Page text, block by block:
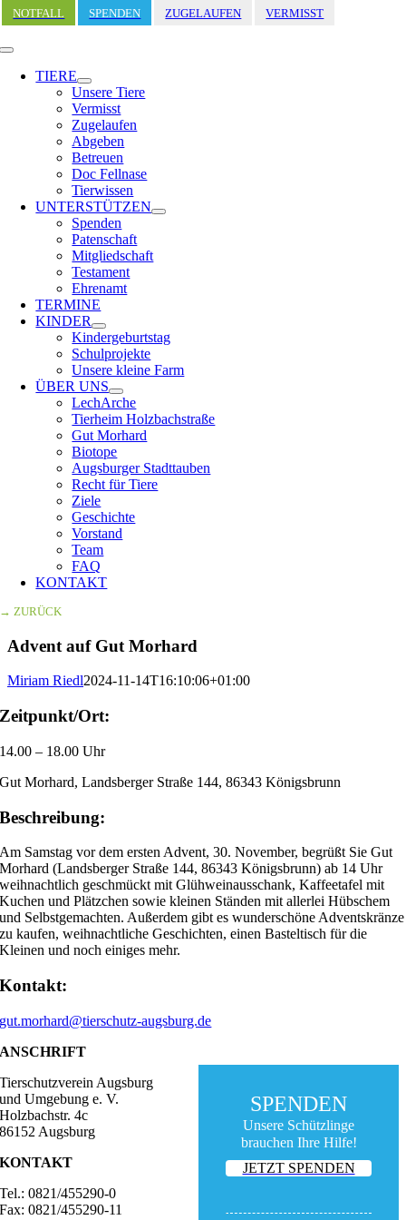
Zum
Inhalt
springen
NOTFALL SPENDEN ZUGELAUFEN VERMISST
Toggle
Navigation
TIERE
Unsere Tiere
Vermisst
Zugelaufen
Abgeben
Betreuen
Doc Fellnase
Tierwissen
UNTERSTÜTZEN
Spenden
Patenschaft
Mitgliedschaft
Testament
Ehrenamt
TERMINE
KINDER
Kindergeburtstag
Schulprojekte
Unsere kleine Farm
ÜBER UNS
LechArche
Tierheim Holzbachstraße
Gut Morhard
Biotope
Augsburger Stadttauben
Recht für Tiere
Ziele
Geschichte
Vorstand
Team
FAQ
KONTAKT
→ ZURÜCK
Advent auf Gut Morhard
Miriam Riedl2024-11-14T16:10:06+01:00
Zeitpunkt/Ort:
14.00 – 18.00 Uhr
Gut Morhard, Landsberger Straße 144, 86343 Königsbrunn
Beschreibung:
Am Samstag vor dem ersten Advent, 30. November, begrüßt Sie Gut
Morhard (Landsberger Straße 144, 86343 Königsbrunn) ab 14 Uhr
weihnachtlich geschmückt mit Glühweinausschank, Kaffeetafel mit
Kuchen und Plätzchen sowie kleinen Ständen mit allerlei Hübschem
und Selbstgemachten. Außerdem gibt es wunderschöne Adventskränze
zu kaufen, weihnachtliche Geschichten, einen Basteltisch für die
Kleinen und noch einiges mehr.
Kontakt:
gut.morhard@tierschutz-augsburg.de
SPENDEN
Unsere Schützlinge
brauchen Ihre Hilfe!
JETZT SPENDEN
ANSCHRIFT
Tierschutzverein Augsburg
und Umgebung e. V.
Holzbachstr. 4c
86152 Augsburg
KONTAKT
Tel.: 0821/455290-0
Fax: 0821/455290-11